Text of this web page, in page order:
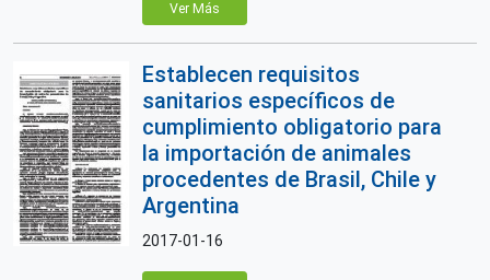
Ver Más
Establecen requisitos
sanitarios específicos de
cumplimiento obligatorio para
la importación de animales
procedentes de Brasil, Chile y
Argentina
2017-01-16